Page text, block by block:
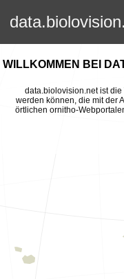
WILLKOMMEN BEI
data.biolovision.net ist
werden können, die mit der
örtlichen ornitho-